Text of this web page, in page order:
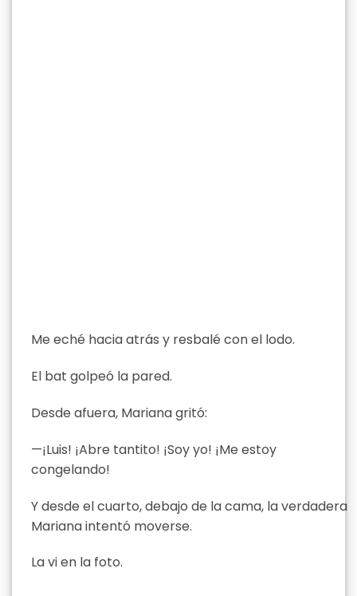
Me eché hacia atrás y resbalé con el lodo.
El bat golpeó la pared.
Desde afuera, Mariana gritó:
—¡Luis! ¡Abre tantito! ¡Soy yo! ¡Me estoy
congelando!
Y desde el cuarto, debajo de la cama, la verdadera
Mariana intentó moverse.
La vi en la foto.